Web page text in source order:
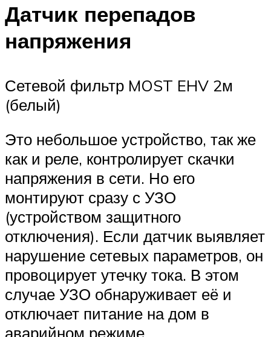
Датчик перепадов
напряжения
Сетевой фильтр MOST EHV 2м
(белый)
Это небольшое устройство, так же
как и реле, контролирует скачки
напряжения в сети. Но его
монтируют сразу с УЗО
(устройством защитного
отключения). Если датчик выявляет
нарушение сетевых параметров, он
провоцирует утечку тока. В этом
случае УЗО обнаруживает её и
отключает питание на дом в
аварийном режиме.